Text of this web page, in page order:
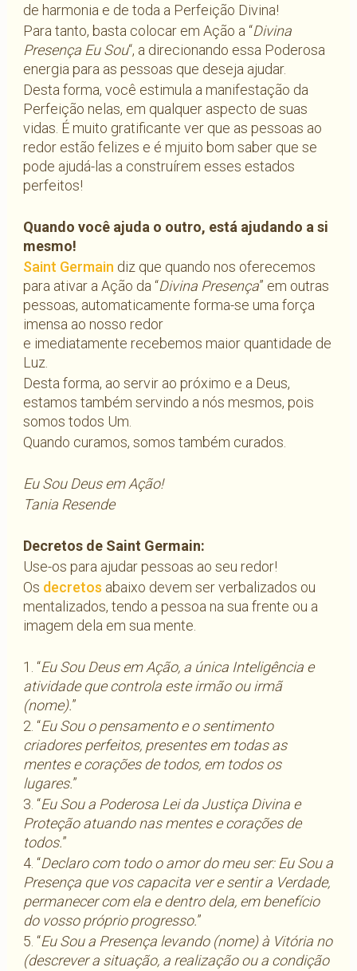
de harmonia e de toda a Perfeição Divina!
Para tanto, basta colocar em Ação a “Divina
Presença Eu Sou“, a direcionando essa Poderosa
energia para as pessoas que deseja ajudar.
Desta forma, você estimula a manifestação da
Perfeição nelas, em qualquer aspecto de suas
vidas. É muito gratificante ver que as pessoas ao
redor estão felizes e é mjuito bom saber que se
pode ajudá-las a construírem esses estados
perfeitos!
Quando você ajuda o outro, está ajudando a si
mesmo!
Saint Germain diz que quando nos oferecemos
para ativar a Ação da “Divina Presença” em outras
pessoas, automaticamente forma-se uma força
imensa ao nosso redor
e imediatamente recebemos maior quantidade de
Luz.
Desta forma, ao servir ao próximo e a Deus,
estamos também servindo a nós mesmos, pois
somos todos Um.
Quando curamos, somos também curados.
Eu Sou Deus em Ação!
Tania Resende
Decretos de Saint Germain:
Use-os para ajudar pessoas ao seu redor!
Os decretos abaixo devem ser verbalizados ou
mentalizados, tendo a pessoa na sua frente ou a
imagem dela em sua mente.
1. “Eu Sou Deus em Ação, a única Inteligência e
atividade que controla este irmão ou irmã
(nome).”
2. “Eu Sou o pensamento e o sentimento
criadores perfeitos, presentes em todas as
mentes e corações de todos, em todos os
lugares.”
3. “Eu Sou a Poderosa Lei da Justiça Divina e
Proteção atuando nas mentes e corações de
todos.”
4. “Declaro com todo o amor do meu ser: Eu Sou a
Presença que vos capacita ver e sentir a Verdade,
permanecer com ela e dentro dela, em benefício
do vosso próprio progresso.”
5. “Eu Sou a Presença levando (nome) à Vitória no
(descrever a situação, a realização ou a condição